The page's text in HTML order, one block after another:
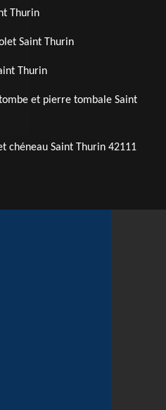
Thurin
Saint Thurin
Thurin
et pierre tombale Saint
chéneau Saint Thurin 42111